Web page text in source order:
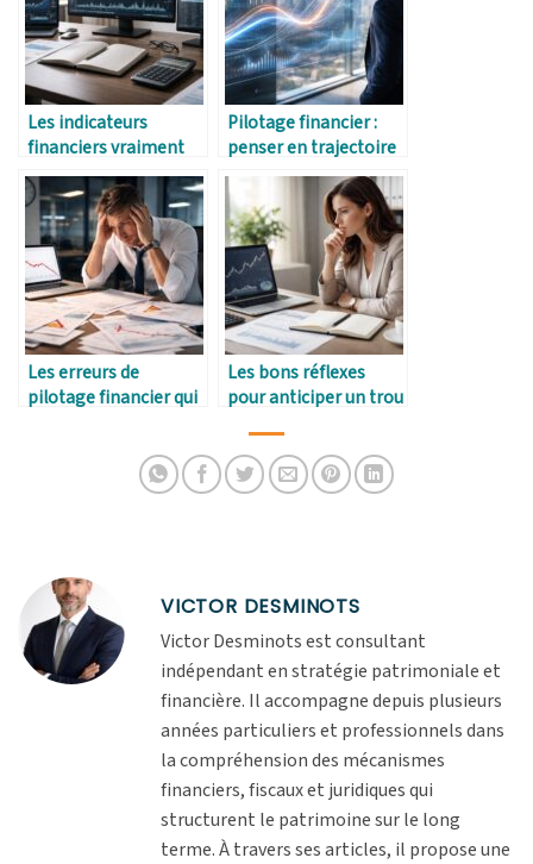
Les indicateurs
financiers vraiment
utiles pour piloter ses
finances
Pilotage financier :
penser en trajectoire
plutôt qu’en chiffres
Les erreurs de
pilotage financier qui
Les bons réflexes
pour anticiper un trou
VICTOR DESMINOTS
Victor Desminots est consultant
indépendant en stratégie patrimoniale et
financière. Il accompagne depuis plusieurs
années particuliers et professionnels dans
la compréhension des mécanismes
financiers, fiscaux et juridiques qui
structurent le patrimoine sur le long
terme. À travers ses articles, il propose une